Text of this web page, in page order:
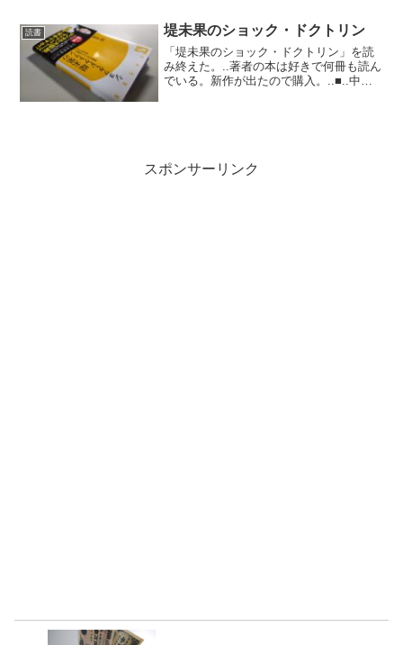
だけだけどいろいろ...
読書 堤未果のショック・ドクトリン
「堤未果のショック・ドクトリン」を読
み終えた。..著者の本は好きで何冊も読ん
でいる。新作が出たので購入。..■..中国
スポンサーリンク